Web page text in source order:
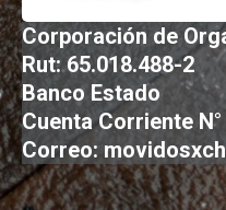
Corporación de
Rut: 65.018.488-2
Banco Estado
Cuenta Corriente
Correo: